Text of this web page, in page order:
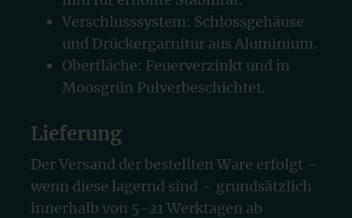
Verschlusssystem: Schlossgehäuse
und Drückergarnitur aus Aluminium.
Oberfläche: Feuerverzinkt und in
Moosgrün Pulverbeschichtet.
Lieferung
Der Versand der bestellten Ware erfolgt –
wenn diese lagernd sind – grundsätzlich
innerhalb von 5-21 Werktagen ab